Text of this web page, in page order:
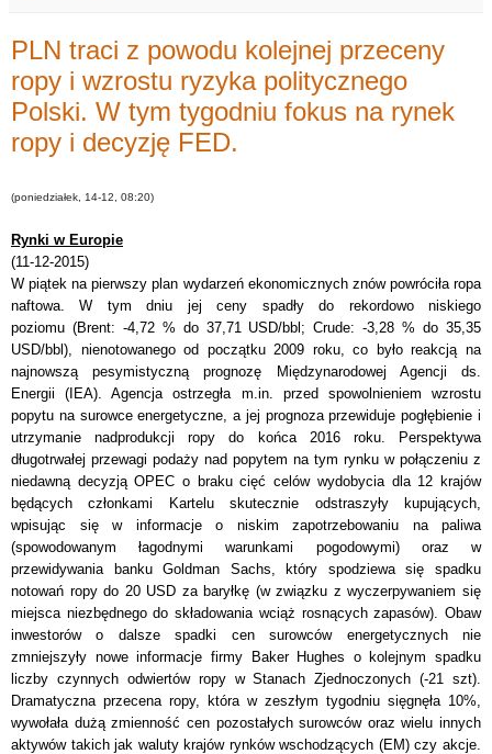
PLN traci z powodu kolejnej przeceny
ropy i wzrostu ryzyka politycznego
Polski. W tym tygodniu fokus na rynek
ropy i decyzję FED.
(poniedziałek, 14-12, 08:20)
Rynki w Europie
(11-12-2015)
W piątek na pierwszy plan wydarzeń ekonomicznych znów powróciła ropa
naftowa. W tym dniu jej ceny spadły do rekordowo niskiego
poziomu (Brent: -4,72 % do 37,71 USD/bbl; Crude: -3,28 % do 35,35
USD/bbl), nienotowanego od początku 2009 roku, co było reakcją na
najnowszą pesymistyczną prognozę Międzynarodowej Agencji ds.
Energii (IEA). Agencja ostrzegła m.in. przed spowolnieniem wzrostu
popytu na surowce energetyczne, a jej prognoza przewiduje pogłębienie i
utrzymanie nadprodukcji ropy do końca 2016 roku. Perspektywa
długotrwałej przewagi podaży nad popytem na tym rynku w połączeniu z
niedawną decyzją OPEC o braku cięć celów wydobycia dla 12 krajów
będących członkami Kartelu skutecznie odstraszyły kupujących,
wpisując się w informacje o niskim zapotrzebowaniu na paliwa
(spowodowanym łagodnymi warunkami pogodowymi) oraz w
przewidywania banku Goldman Sachs, który spodziewa się spadku
notowań ropy do 20 USD za baryłkę (w związku z wyczerpywaniem się
miejsca niezbędnego do składowania wciąż rosnących zapasów). Obaw
inwestorów o dalsze spadki cen surowców energetycznych nie
zmniejszyły nowe informacje firmy Baker Hughes o kolejnym spadku
liczby czynnych odwiertów ropy w Stanach Zjednoczonych (-21 szt).
Dramatyczna przecena ropy, która w zeszłym tygodniu sięgnęła 10%,
wywołała dużą zmienność cen pozostałych surowców oraz wielu innych
aktywów takich jak waluty krajów rynków wschodzących (EM) czy akcje.